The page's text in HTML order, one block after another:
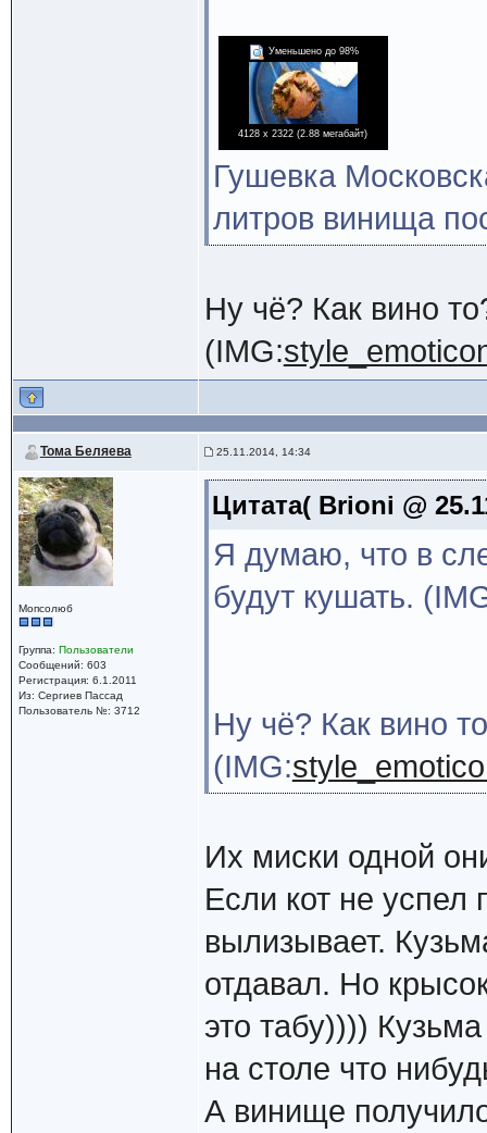
Уменьшено до 98%
4128 x 2322 (2.88 мегабайт)
Гушевка
литров винища
Ну чё? Как вино
(IMG:
Тома Беляева 25.11.2014, 14:34
Мопсолюб
Группа: Пользователи
Сообщений: 603
Регистрация: 6.1.2011
Из: Сергиев Пассад
Пользователь №: 3712
Цитата( Brioni @
Я думаю, что в
будут кушать.
Ну чё? Как вино
(IMG:
Их миски одной
Если кот не успел
вылизывает.
отдавал. Но
это табу))))
на столе что
А винище